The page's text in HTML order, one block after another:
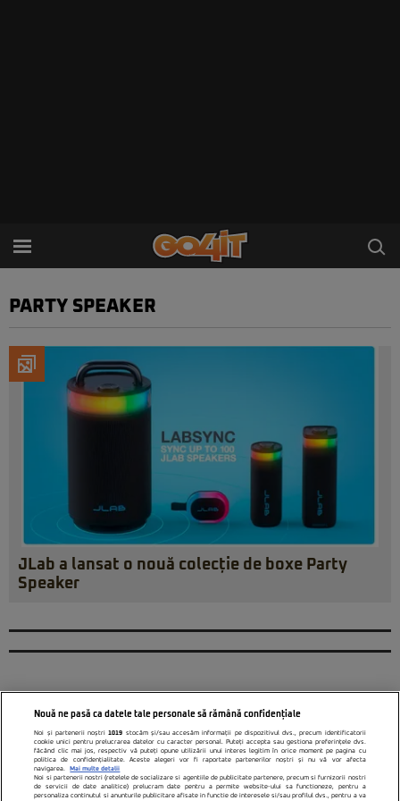
PARTY SPEAKER
JLab a lansat o nouă colecție de boxe Party
Speaker
Nouă ne pasă ca datele tale personale să rămână confidențiale
Noi și partenerii noștri1019 stocăm și/sau accesăm informații pe dispozitivul dvs., precum identificatorii
cookie unici pentru prelucrarea datelor cu caracter personal. Puteți accepta sau gestiona preferințele dvs.
făcând clic mai jos, respectiv vă puteți opune utilizării unui interes legitim în orice moment pe pagina cu
politica de confidențialitate. Aceste alegeri vor fi raportate partenerilor noștri și nu vă vor afecta
navigarea.
Mai multe detalii
Noi si partenerii nostri (retelele de socializare si agentiile de publicitate partenere, precum si furnizorii nostri
de servicii de date analitice) prelucram date pentru a permite website-ului sa functioneze, pentru a
personaliza continutul si anunturile publicitare afisate in functie de interesele si/sau profilul dvs., pentru a va